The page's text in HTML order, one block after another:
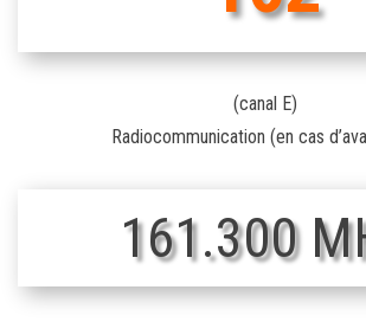
(canal E)
Radiocommunication (en cas
161.300